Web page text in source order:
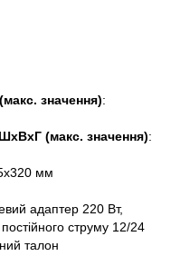
значення):
(макс. значення):
мм
адаптер 220 Вт,
струму 12/24
талон